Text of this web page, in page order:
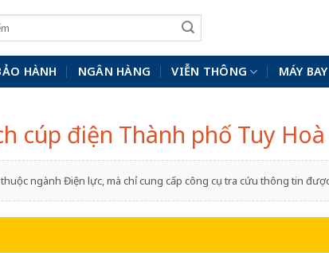
HÀNH NGÂN HÀNG VIỄN THÔNG MÁY BAY
cúp điện Thành phố Tuy Hoà
thuộc ngành Điện lực, mà chỉ cung cấp công cụ tra cứu thông tin